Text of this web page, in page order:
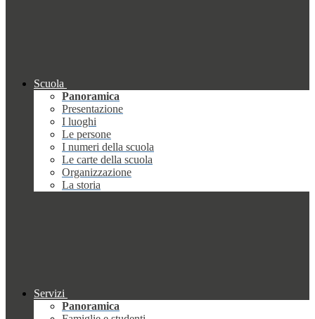
Scuola
Panoramica
Presentazione
I luoghi
Le persone
I numeri della scuola
Le carte della scuola
Organizzazione
La storia
Servizi
Panoramica